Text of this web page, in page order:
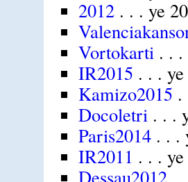
2012. . . ye
Vortokarti. . .
IR2015 . . .
Kamizo2015 .
Docoletri. . .
Paris2014. . .
IR2011 . . .
Dessau2012. .